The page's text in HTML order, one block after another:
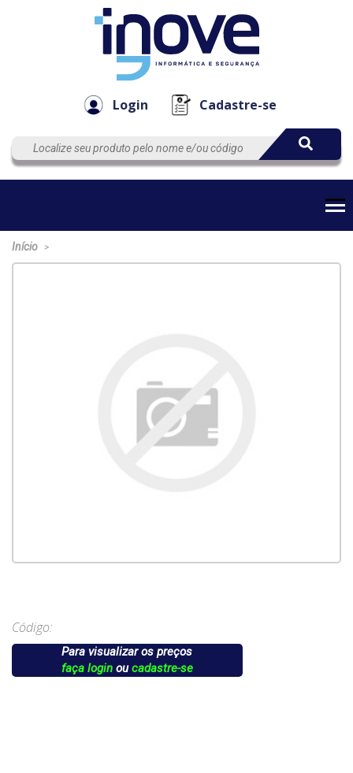
Login Cadastre-se
EmpresaAutomação
Início >
Código:
Para visualizar os preços
faça loginoucadastre-se